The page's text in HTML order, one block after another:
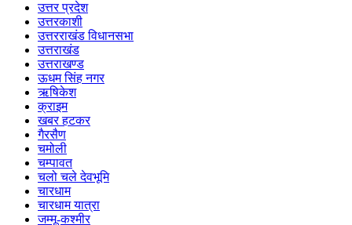
उत्तर प्रदेश
उत्तरकाशी
उत्तरराखंड विधानसभा
उत्तराखंड
उत्तराखण्ड
ऊधम सिंह नगर
ऋषिकेश
क्राइम
खबर हटकर
गैरसैण
चमोली
चम्पावत
चलो चले देवभूमि
चारधाम
चारधाम यात्रा
जम्मू-कश्मीर